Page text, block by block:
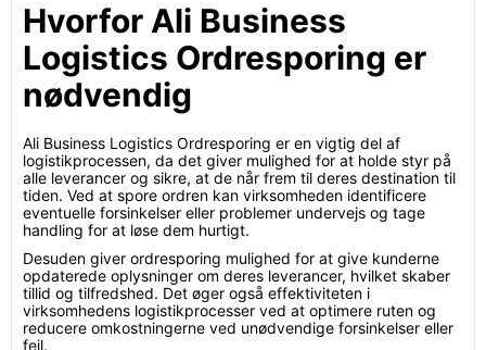
Hvorfor Ali Business
Logistics Ordresporing er
nødvendig
Ali Business Logistics Ordresporing er en vigtig del af
logistikprocessen, da det giver mulighed for at holde styr på
alle leverancer og sikre, at de når frem til deres destination til
tiden. Ved at spore ordren kan virksomheden identificere
eventuelle forsinkelser eller problemer undervejs og tage
handling for at løse dem hurtigt.
Desuden giver ordresporing mulighed for at give kunderne
opdaterede oplysninger om deres leverancer, hvilket skaber
tillid og tilfredshed. Det øger også effektiviteten i
virksomhedens logistikprocesser ved at optimere ruten og
reducere omkostningerne ved unødvendige forsinkelser eller
fejl.